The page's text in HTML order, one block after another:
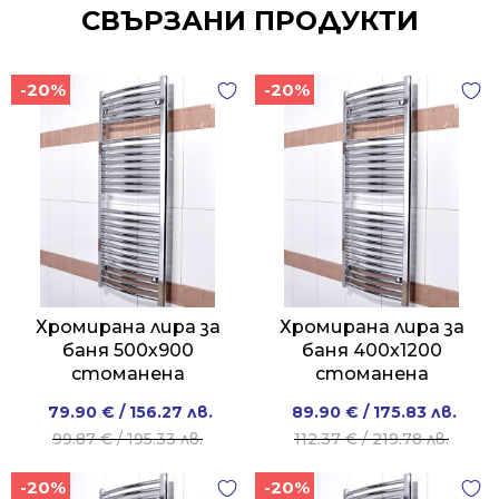
СВЪРЗАНИ ПРОДУКТИ
-20%
Хромирана лира за
баня 500х900
стоманена
99.87€/ 195.33 лв.
Original
price
99.87 €
79.90 € / 156.27 лв.
Current
price
79.90 €
-20%
Хромирана лира за
баня 400х1200
стоманена
112.37€/ 219.78 лв.
Original
price
112.37 €
89.90 € / 175.83 лв.
Current
price
89.90 €
-20% -20%